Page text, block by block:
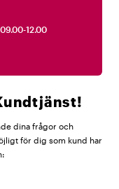
12.00
dina frågor och
för dig som kund har